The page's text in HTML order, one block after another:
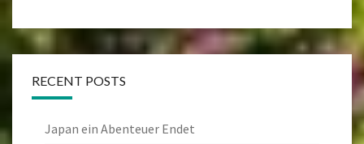
RECENT POSTS
Japan ein Abenteuer Endet